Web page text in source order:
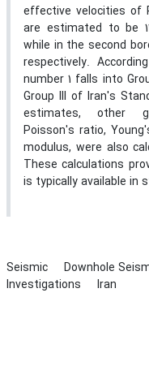
effective velocities of
are estimated to be
while in the second
respectively.
number 1 falls into
Group III of Iran's
estimates, other
Poisson's ratio,
modulus, were also
These calculations
is typically available in
Seismic Downhole
Investigations
Iran